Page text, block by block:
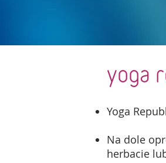
yoga
Yoga
Na dole
herbacie